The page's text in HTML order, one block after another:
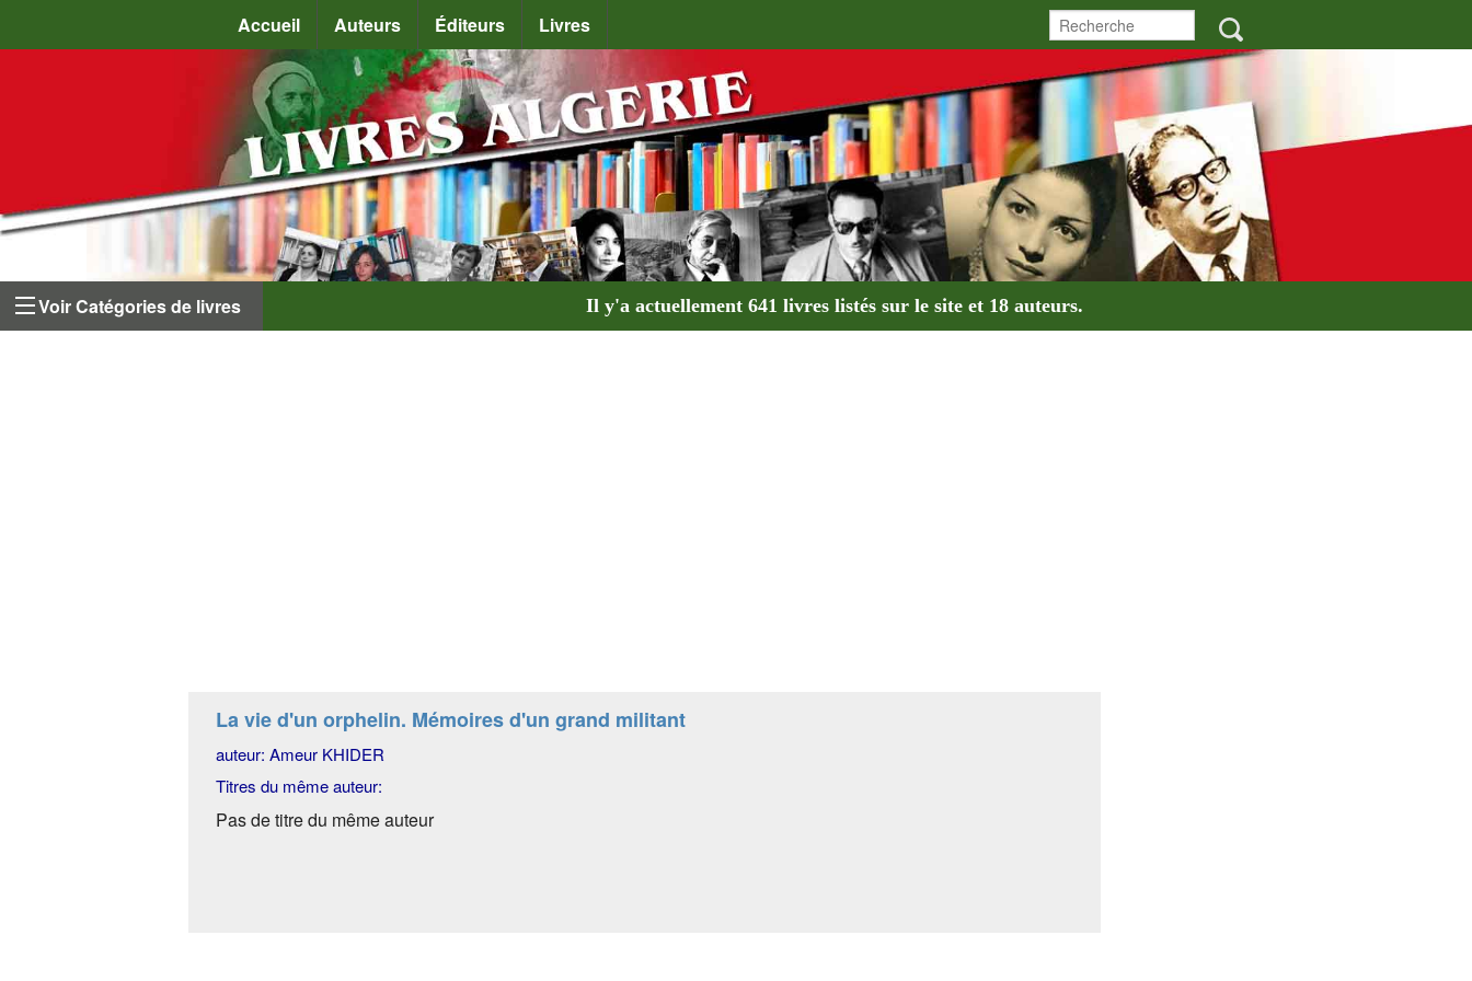
Accueil Auteurs Éditeurs Livres
Voir Catégories de livres Il y'a actuellement 641 livreslistés sur le site et 18 auteurs.
La vie d'un orphelin. Mémoires d'un grand militant
auteur: Ameur KHIDER
Titres du même auteur:
Pas de titre du même auteur